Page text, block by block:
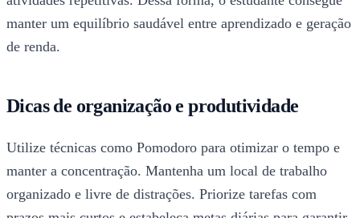
manter um equilíbrio saudável entre aprendizado e geração
de renda.
Dicas de organização e produtividade
Utilize técnicas como Pomodoro para otimizar o tempo e
manter a concentração. Mantenha um local de trabalho
organizado e livre de distrações. Priorize tarefas com